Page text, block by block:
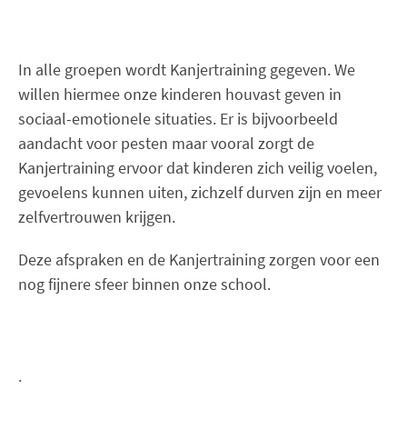
In alle groepen wordt Kanjertraining gegeven. We
willen hiermee onze kinderen houvast geven in
sociaal-emotionele situaties. Er is bijvoorbeeld
aandacht voor pesten maar vooral zorgt de
Kanjertraining ervoor dat kinderen zich veilig voelen,
gevoelens kunnen uiten, zichzelf durven zijn en meer
zelfvertrouwen krijgen.
Deze afspraken en de Kanjertraining zorgen voor een
nog fijnere sfeer binnen onze school.
.